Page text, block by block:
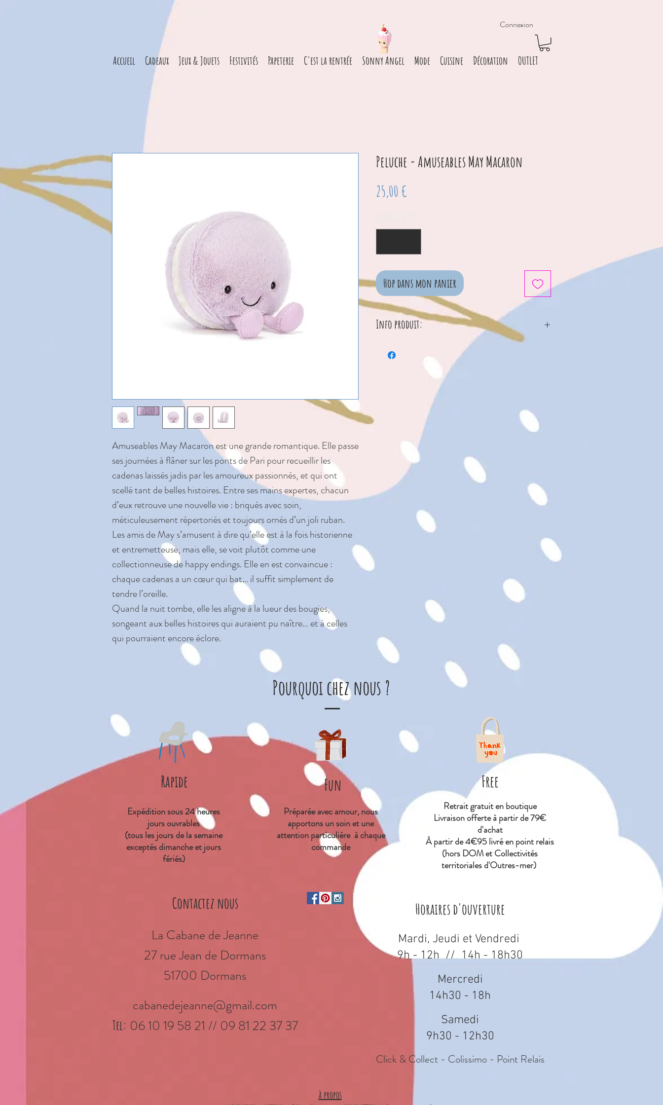
Connexion
Accueil Cadeaux Jeux & Jouets Festivités Papeterie C'est la rentrée Sonny Angel Mode Cuisine Décoration OUTLET
Amuseables May Macaron est une grande romantique. Elle passe
ses journées à flâner sur les ponts de Pari pour recueillir les
cadenas laissés jadis par les amoureux passionnés, et qui ont
scellé tant de belles histoires. Entre ses mains expertes, chacun
d’eux retrouve une nouvelle vie : briqués avec soin,
méticuleusement répertoriés et toujours ornés d’un joli ruban.
Les amis de May s’amusent à dire qu’elle est à la fois historienne
et entremetteuse, mais elle, se voit plutôt comme une
collectionneuse de happy endings. Elle en est convaincue :
chaque cadenas a un cœur qui bat… il suffit simplement de
tendre l’oreille.
Quand la nuit tombe, elle les aligne à la lueur des bougies,
songeant aux belles histoires qui auraient pu naître… et à celles
qui pourraient encore éclore.
Peluche - Amuseables May Macaron
25,00 €
Hop dans mon panier
Info produit:
Dimensions : 12cm x 10cm x 5cm
Hauteur assis : 10cm
Matériaux principaux : Polyester, Coton
Rembourrage intérieur : Fibres de polyester,
Billes en polyéthylène
Élément rigide
SKU : A6MACL
SÉCURITÉ ET ENTRETIEN
Testé et satisfait à la norme européenne de
sécurité pour les jouets: EN71, parties 1, 2
et 3 pour tous les âges.
Convient dès la naissance. S'il vous plaît ne
laissez pas dans un lit / berceau.
Lavage à la main seulement; ne pas sécher
Vérifiez toutes les étiquettes à l'arrivée de
Pourquoi chez nous ?
Rapide
Expédition sous 24 heures
jours ouvrables
(tous les jours de la semaine
exceptés dimanche et jours
fériés)
Fun
Préparée avec amour, nous
apportons un soin et une
attention particulière à chaque
commande
Free
Retrait gratuit en boutique
Livraison offerte à partir de 79€
d'achat
Àpartir de 4€95 livré en point relais
(hors DOM et Collectivités
territoriales d'Outres-mer)
Contactez nous
La Cabane de Jeanne
27 rue Jean de Dormans
51700 Dormans
cabanedejeanne@gmail.com
Tel: 06 10 19 58 21 // 09 81 22 37 37
Horaires d'ouverture
Mardi, Jeudi et Vendredi
9h - 12h // 14h - 18h30
Mercredi
14h30 - 18h
Samedi
9h30 - 12h30
Click & Collect - Colissimo - Point Relais
à propos